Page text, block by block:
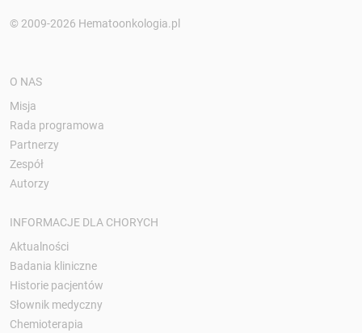
© 2009-2026 Hematoonkologia.pl
O NAS
Misja
Rada programowa
Partnerzy
Zespół
Autorzy
INFORMACJE DLA CHORYCH
Aktualności
Badania kliniczne
Historie pacjentów
Słownik medyczny
Chemioterapia